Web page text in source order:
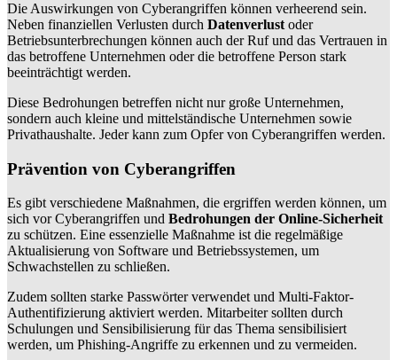
Die Auswirkungen von Cyberangriffen können verheerend sein.
Neben finanziellen Verlusten durch Datenverlust oder
Betriebsunterbrechungen können auch der Ruf und das Vertrauen in
das betroffene Unternehmen oder die betroffene Person stark
beeinträchtigt werden.
Diese Bedrohungen betreffen nicht nur große Unternehmen,
sondern auch kleine und mittelständische Unternehmen sowie
Privathaushalte. Jeder kann zum Opfer von Cyberangriffen werden.
Prävention von Cyberangriffen
Es gibt verschiedene Maßnahmen, die ergriffen werden können, um
sich vor Cyberangriffen und Bedrohungen der Online-Sicherheit
zu schützen. Eine essenzielle Maßnahme ist die regelmäßige
Aktualisierung von Software und Betriebssystemen, um
Schwachstellen zu schließen.
Zudem sollten starke Passwörter verwendet und Multi-Faktor-
Authentifizierung aktiviert werden. Mitarbeiter sollten durch
Schulungen und Sensibilisierung für das Thema sensibilisiert
werden, um Phishing-Angriffe zu erkennen und zu vermeiden.